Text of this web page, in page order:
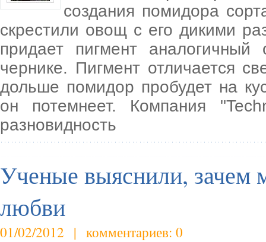
создания помидора
скрестили овощ с его дикими
придает пигмент
чернике. Пигмент отличается
дольше помидор пробудет на
он потемнеет. Компания
разновидность
Ученые выяснили, зачем
любви
01/02/2012 | комментариев: 0